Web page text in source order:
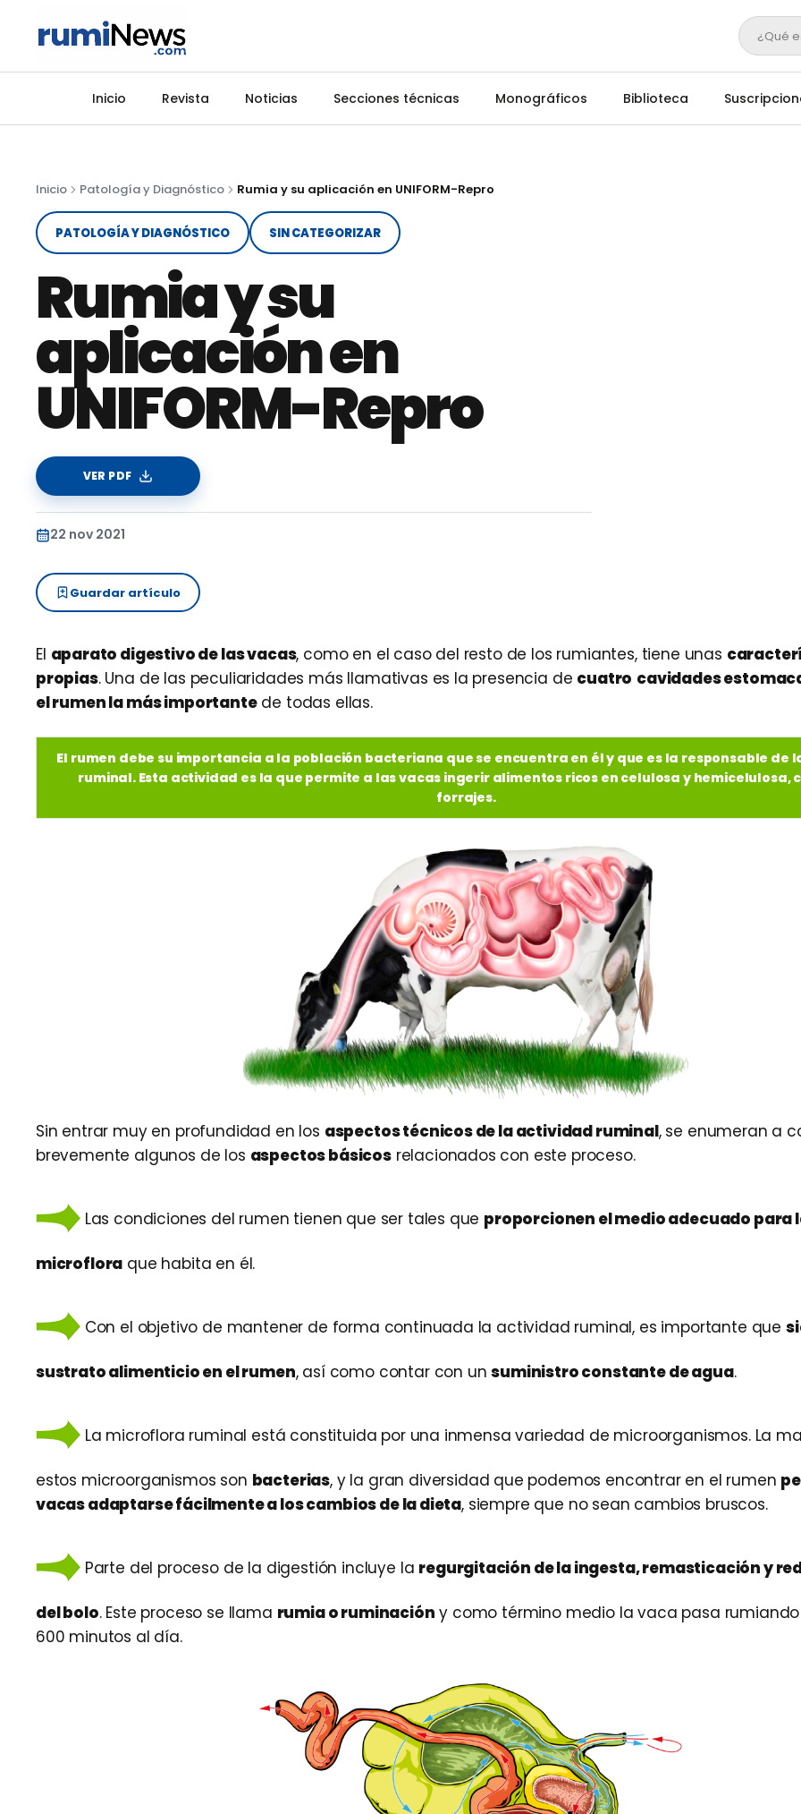
¿Qué
Inicio Revista Noticias Secciones técnicas Monográficos Biblioteca
Inicio Patología y Diagnóstico Rumia y su aplicación en UNIFORM-Repro
PATOLOGÍA Y DIAGNÓSTICO SIN CATEGORIZAR
Rumia y su
aplicación en
UNIFORM-Repro
VER PDF
22 nov 2021
Guardar artículo
El aparato digestivo de las vacas, como en el caso del resto de los rumiantes, tiene unas
propias. Una de las peculiaridades más llamativas es la presencia de cuatro cavidades
el rumen la más importantede todas ellas.
El rumen debe su importancia a la población bacteriana que se encuentra en él y que es la responsable de
ruminal. Esta actividad es la que permite a las vacas ingerir alimentos ricos en celulosa y hemicelulosa,
forrajes.
Sin entrar muy en profundidad en los aspectos técnicos de la actividad ruminal, se enumeran a
brevemente algunos de los aspectos básicosrelacionados con este proceso.
Las condiciones del rumen tienen que ser tales que proporcionen el medio adecuado para
microflora que habita en él.
Con el objetivo de mantener de forma continuada la actividad ruminal, es importante que
sustrato alimenticio en el rumen, así como contar con unsuministro constante de agua.
La microflora ruminal está constituida por una inmensa variedad de microorganismos. La
estos microorganismos son bacterias, y la gran diversidad que podemos encontrar en el rumen
vacas adaptarse fácilmente a los cambios de la dieta, siempre que no sean cambios bruscos.
Parte del proceso de la digestión incluye la regurgitación de la ingesta, remasticación y
del bolo. Este proceso se llama rumia o ruminación y como término medio la vaca pasa
600 minutos al día.